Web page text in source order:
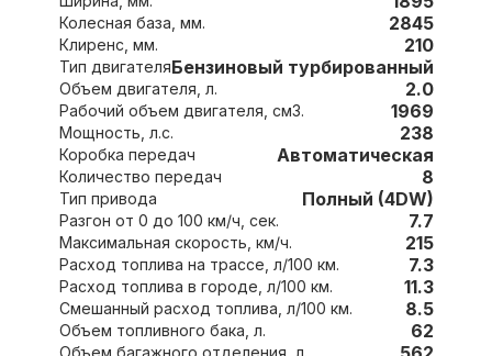
Колесная база, мм. 2845
Клиренс, мм. 210
Тип двигателяБензиновый турбированный
Объем двигателя, л. 2.0
Рабочий объем двигателя, см3. 1969
Мощность, л.с. 238
Коробка передач Автоматическая
Количество передач 8
Тип привода Полный (4DW)
Разгон от 0 до 100 км/ч, сек. 7.7
Максимальная скорость, км/ч. 215
Расход топлива на трассе, л/100 км. 7.3
Расход топлива в городе, л/100 км. 11.3
Смешанный расход топлива, л/100 км. 8.5
Объем топливного бака, л. 62